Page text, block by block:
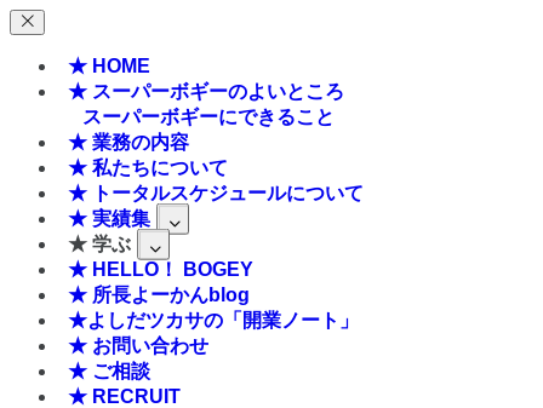
★ HOME
★ スーパーボギーのよいところ
スーパーボギーにできること
★ 業務の内容
★ 私たちについて
★ トータルスケジュールについて
★ 実績集
★ 学ぶ
★ HELLO！ BOGEY
★ 所長よーかんblog
★よしだツカサの「開業ノート」
★ お問い合わせ
★ ご相談
★ RECRUIT